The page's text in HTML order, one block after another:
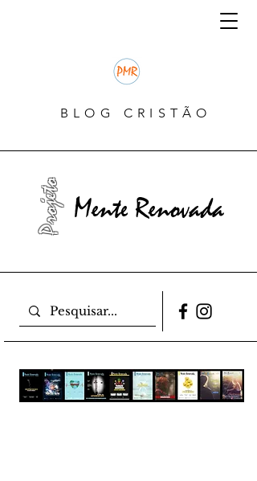
Projeto
BLOG CRISTÃO
Mente Renovada